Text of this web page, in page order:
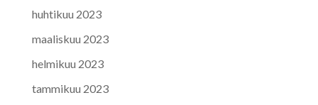
huhtikuu 2023
maaliskuu 2023
helmikuu 2023
tammikuu 2023